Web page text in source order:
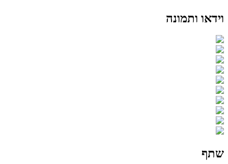
וידאו ותמונה
שתף